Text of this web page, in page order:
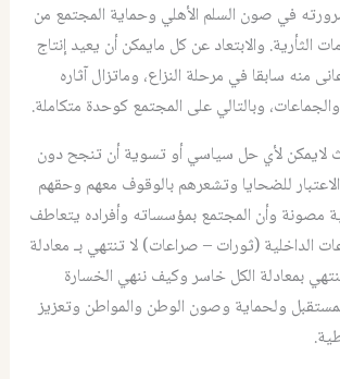
في صون السلم الأهلي وحماية المجتمع من
الثأرية. والابتعاد عن كل مايمكن أن يعيد إنتاج
منه سابقا في مرحلة النزاع، وماتزال آثاره
وبالتالي على المجتمع كوحدة متكاملة.
لايمكن لأي حل سياسي أو تسوية أن تنجح دون
للضحايا وتشعرهم بالوقوف معهم وحقهم
مصونة وأن المجتمع بمؤسساته وأفراده يتعاطف
الداخلية (ثورات – صراعات) لا تنتهي بـ معادلة
بمعادلة الكل خاسر وكيف ننهي الخسارة
ولحماية وصون الوطن والمواطن وتعزيز